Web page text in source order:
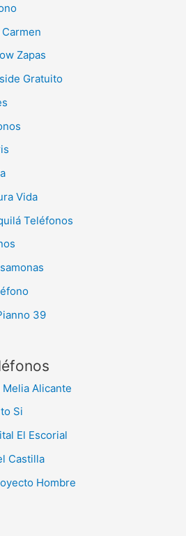
Zapas
Gratuito
Vida
Teléfonos
39
Alicante
Si
El Escorial
Castilla
Hombre